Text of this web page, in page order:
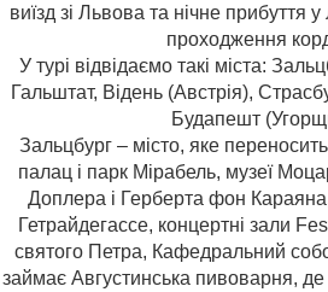
виїзд зі Львова та нічне прибуття
проходження
У турі відвідаємо такі міста:
Гальштат, Відень (Австрія),
Будапешт
Зальцбург – місто, яке
палац і парк Мірабель, музеї
Доплера і Герберта фон
Гетрайдегассе, концертні зали
святого Петра, Кафедральний
займає Августинська пивоварня,